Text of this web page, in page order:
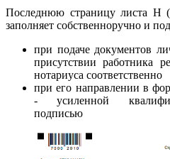
Последнюю страницу листа Н
заполняет собственноручно и
при подаче документов
присутствии работника
нотариуса соответственно
при его направлении в
- усиленной
подписью